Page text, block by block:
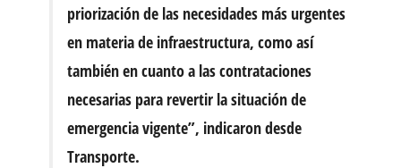
priorización de las necesidades más urgentes
en materia de infraestructura, como así
también en cuanto a las contrataciones
necesarias para revertir la situación de
emergencia vigente”, indicaron desde
Transporte.